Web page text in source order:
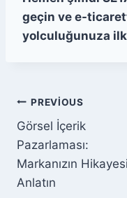
geçin ve e-
yolculuğunuza ilk
Yazı
gezinmesi
PREVIOUS
Görsel İçerik
Pazarlaması:
Markanızın
Anlatın